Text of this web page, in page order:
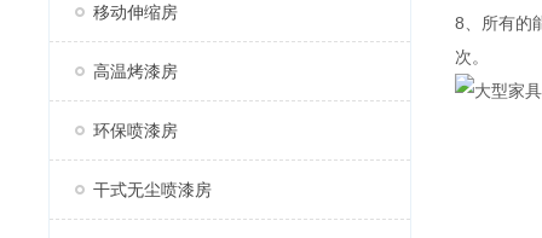
移动伸缩房
高温烤漆房
环保喷漆房
干式无尘喷漆房
8、所有的
次。